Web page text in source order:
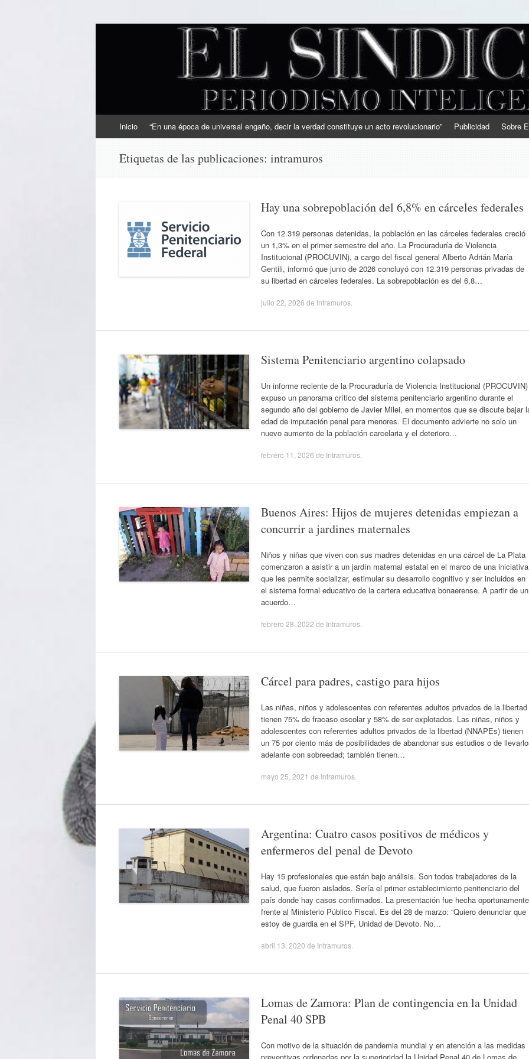
EL SINDICAL
Periodismo Inteligente
al
Inicio “En una época de universal engaño, decir la verdad constituye un acto revolucionario” Publicidad Sobre
Etiquetas de las publicaciones: intramuros
Hay una sobrepoblación del 6,8% en cárceles federales
Con 12.319 personas detenidas, la población en las cárceles federales creció
un 1,3% en el primer semestre del año. La Procuraduría de Violencia
Institucional (PROCUVIN), a cargo del fiscal general Alberto Adrián María
Gentili, informó que junio de 2026 concluyó con 12.319 personas privadas de
su libertad en cárceles federales. La sobrepoblación es del 6,8…
julio 22, 2026 de Intramuros
Sistema Penitenciario argentino colapsado
Un informe reciente de la Procuraduría de Violencia Institucional (PROCUVIN)
expuso un panorama crítico del sistema penitenciario argentino durante el
segundo año del gobierno de Javier Milei, en momentos que se discute bajar
edad de imputación penal para menores. El documento advierte no solo un
nuevo aumento de la población carcelaria y el deterioro…
febrero 11, 2026 de Intramuros
Buenos Aires: Hijos de mujeres detenidas empiezan a
concurrir a jardines maternales
Niños y niñas que viven con sus madres detenidas en una cárcel de La Plata
comenzaron a asistir a un jardín maternal estatal en el marco de una iniciativa
que les permite socializar, estimular su desarrollo cognitivo y ser incluidos en
el sistema formal educativo de la cartera educativa bonaerense. A partir de un
acuerdo…
febrero 28, 2022 de Intramuros
Cárcel para padres, castigo para hijos
Las niñas, niños y adolescentes con referentes adultos privados de la libertad
tienen 75% de fracaso escolar y 58% de ser explotados. Las niñas, niños y
adolescentes con referentes adultos privados de la libertad (NNAPEs) tienen
un 75 por ciento más de posibilidades de abandonar sus estudios o de
adelante con sobreedad; también tienen…
mayo 25, 2021 de Intramuros
Argentina: Cuatro casos positivos de médicos y
enfermeros del penal de Devoto
Hay 15 profesionales que están bajo análisis. Son todos trabajadores de la
salud, que fueron aislados. Sería el primer establecimiento penitenciario del
país donde hay casos confirmados. La presentación fue hecha oportunamente
frente al Ministerio Público Fiscal. Es del 28 de marzo: “Quiero denunciar que
estoy de guardia en el SPF, Unidad de Devoto. No…
abril 13, 2020 de Intramuros
Lomas de Zamora: Plan de contingencia en la Unidad
Penal 40 SPB
Con motivo de la situación de pandemia mundial y en atención a las medidas
preventivas ordenadas por la superioridad la Unidad Penal 40 de Lomas de